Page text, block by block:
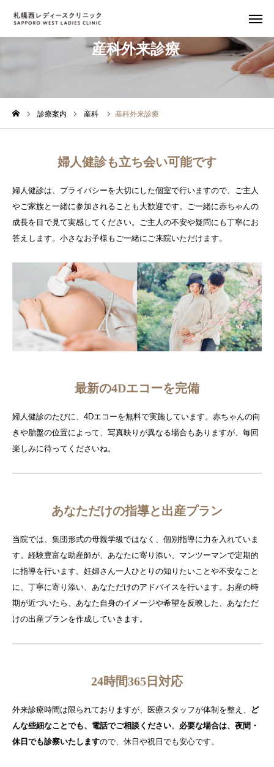
産科外来診療
診療案内 産科 産科外来診療
婦人健診も立ち会い可能です
婦人健診は、プライバシーを大切にした個室で行いますので、ご主人
やご家族と一緒に参加されることも大歓迎です。ご一緒に赤ちゃんの
成長を目で見て実感してください。ご主人の不安や疑問にも丁寧にお
答えします。小さなお子様もご一緒にご来院いただけます。
最新の4Dエコーを完備
婦人健診のたびに、4Dエコーを無料で実施しています。赤ちゃんの向
きや胎盤の位置によって、写真映りが異なる場合もありますが、毎回
楽しみに待ってくださいね。
あなただけの指導と出産プラン
当院では、集団形式の母親学級ではなく、個別指導に力を入れていま
す。経験豊富な助産師が、あなたに寄り添い、マンツーマンで定期的
に指導を行います。妊婦さん一人ひとりの知りたいことや不安なこと
に、丁寧に寄り添い、あなただけのアドバイスを行います。お産の時
期が近づいたら、あなた自身のイメージや希望を反映した、あなただ
けの出産プランを作成していきます。
24時間365日対応
外来診療時間は限られておりますが、医療スタッフが体制を整え、
ど
んな些細なことでも、電話でご相談ください。 必要な場合は、夜間・
休日でも診察いたしますので、休日や祝日でも安心です。
診療日時
アクセス
オンライン診療
アクセス
よくある質問
お問い合わせ